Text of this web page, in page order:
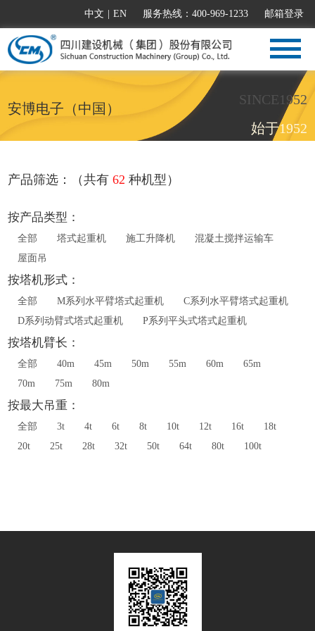
中文 EN 服务热线：400-969-1233 邮箱登录
安博电子（中国）
SINCE1952
始于1952
产品筛选：（共有62 种机型）
按产品类型：
全部 塔式起重机 施工升降机
混凝土搅拌运输车
屋面吊
按塔机形式：
全部 M系列水平臂塔式起重机
C系列水平臂塔式起重机
D系列动臂式塔式起重机
P系列平头式塔式起重机
按塔机臂长：
全部 40m 45m 50m 55m 60m
65m
70m
75m 80m
按最大吊重：
全部 3t 4t 6t 8t 10t 12t 16t
18t
20t
25t 28t 32t 50t 64t 80t 100t